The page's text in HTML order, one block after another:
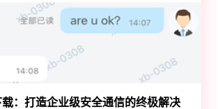
：打造企业级安全通信的终极解决